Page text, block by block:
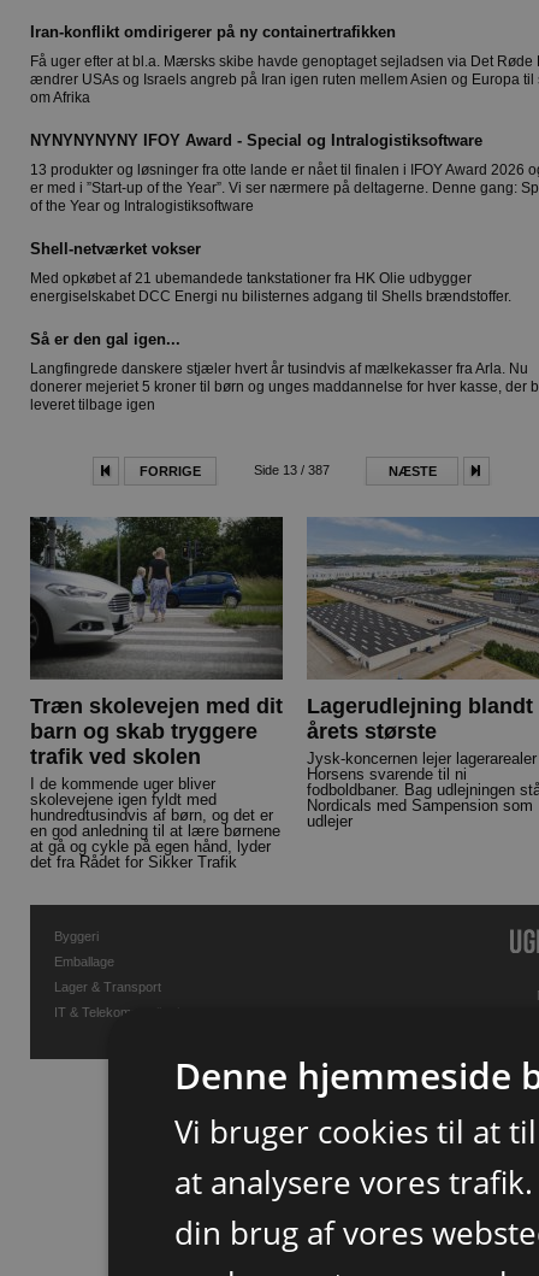
Iran-konflikt omdirigerer på ny containertrafikken
Få uger efter at bl.a. Mærsks skibe havde genoptaget sejladsen via Det Røde
ændrer USAs og Israels angreb på Iran igen ruten mellem Asien og Europa til
om Afrika
NYNYNYNYNY IFOY Award - Special og Intralogistiksoftware
13 produkter og løsninger fra otte lande er nået til finalen i IFOY Award 2026
er med i ”Start-up of the Year”. Vi ser nærmere på deltagerne. Denne gang:
of the Year og Intralogistiksoftware
Shell-netværket vokser
Med opkøbet af 21 ubemandede tankstationer fra HK Olie udbygger
energiselskabet DCC Energi nu bilisternes adgang til Shells brændstoffer.
Så er den gal igen...
Langfingrede danskere stjæler hvert år tusindvis af mælkekasser fra Arla. Nu
donerer mejeriet 5 kroner til børn og unges maddannelse for hver kasse, der
leveret tilbage igen
FORRIGE Side 13 / 387 NÆSTE
Træn skolevejen med dit
barn og skab tryggere
trafik ved skolen
I de kommende uger bliver
skolevejene igen fyldt med
hundredtusindvis af børn, og det er
en god anledning til at lære børnene
at gå og cykle på egen hånd, lyder
det fra Rådet for Sikker Trafik
Lagerudlejning blandt
årets største
Jysk-koncernen lejer
Horsens svarende til ni
fodboldbaner. Bag udlejningen
Nordicals med Sampension som
udlejer
Byggeri
Emballage
Lager & Transport
IT & Telekommunikation
Denne hjemmeside
Vi bruger cookies til at
at analysere vores
din brug af vores